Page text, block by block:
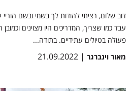
דוב שלום, רציתי להודות לך בשמי ובשם הוריי
עבד כמו שצריך, המדריכים היו מצוינים
פעולה בטיולים עתידיים. בתודה...
מאור וינברגר | 21.09.2022